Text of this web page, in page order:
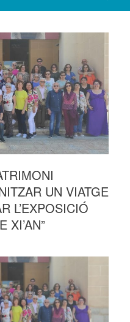
UN VIATGE
L’EXPOSICIÓ
XI’AN”